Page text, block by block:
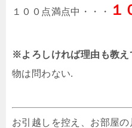
１００点満点中・・・ １
※よろしければ理由も教え
物は問わない.
お引越しを控え、お部屋